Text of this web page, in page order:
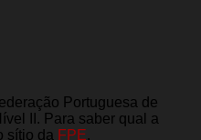
Portuguesa de
II. Para saber qual a
sítio da FPE.